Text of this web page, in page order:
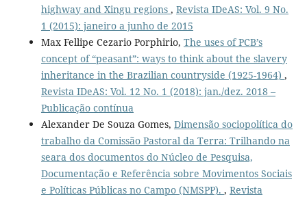
highway and Xingu regions , Revista IDeAS: Vol. 9 No.
1 (2015): janeiro a junho de 2015
Max Fellipe Cezario Porphirio, The uses of PCB’s
concept of “peasant”: ways to think about the slavery
inheritance in the Brazilian countryside (1925-1964) ,
Revista IDeAS: Vol. 12 No. 1 (2018): jan./dez. 2018 –
Publicação contínua
Alexander De Souza Gomes, Dimensão sociopolítica do
trabalho da Comissão Pastoral da Terra: Trilhando na
seara dos documentos do Núcleo de Pesquisa,
Documentação e Referência sobre Movimentos Sociais
e Políticas Públicas no Campo (NMSPP). , Revista